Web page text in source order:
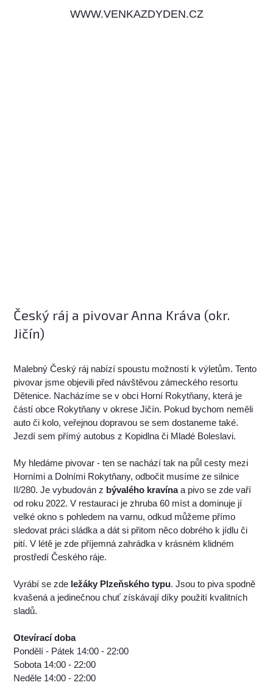
WWW.VENKAZDYDEN.CZ
Český ráj a pivovar Anna Kráva (okr.
Jičín)
Malebný Český ráj nabízí spoustu možností k výletům. Tento
pivovar jsme objevili před návštěvou zámeckého resortu
Dětenice. Nacházíme se v obci Horní Rokytňany, která je
částí obce Rokytňany v okrese Jičín. Pokud bychom neměli
auto či kolo, veřejnou dopravou se sem dostaneme také.
Jezdí sem přímý autobus z Kopidlna či Mladé Boleslavi.
My hledáme pivovar - ten se nachází tak na půl cesty mezi
Horními a Dolními Rokytňany, odbočit musíme ze silnice
II/280. Je vybudován z bývalého kravínaa pivo se zde vaří
od roku 2022. V restauraci je zhruba 60 míst a dominuje jí
velké okno s pohledem na varnu, odkud můžeme přímo
sledovat práci sládka a dát si přitom něco dobrého k jídlu či
pití. V létě je zde příjemná zahrádka v krásném klidném
prostředí Českého ráje.
Vyrábí se zde ležáky Plzeňského typu. Jsou to piva spodně
kvašená a jedinečnou chuť získávají díky použití kvalitních
sladů.
Otevírací doba
Pondělí - Pátek 14:00 - 22:00
Sobota 14:00 - 22:00
Neděle 14:00 - 22:00